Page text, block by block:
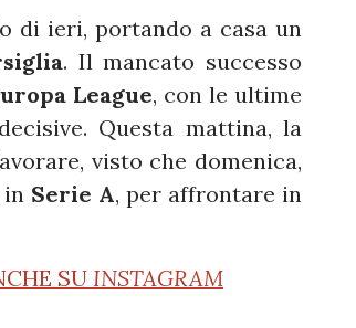
di ieri, portando a casa un
. Il mancato successo
League, con le ultime
Questa mattina, la
visto che domenica,
in Serie A, per affrontare in
SU INSTAGRAM